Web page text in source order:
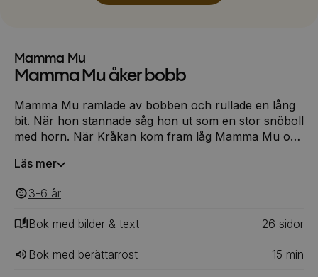
Mamma Mu
Mamma Mu åker bobb
Mamma Mu ramlade av bobben och rullade en lång
bit. När hon stannade såg hon ut som en stor snöboll
med horn. När Kråkan kom fram låg Mamma Mu och
strängt på henne. -Du körde på alla slalompinnarna,
Mu och skrattade. -Du hoppade i guppet Mamma
Mu, sa han. Konstigt att bobben höll. -Det kuligaste
var att ramla av, sa Mamma Mu.
Läs mer
3-6 ‎‎ år
Bok med bilder & text 26 ‎‎ sidor
Bok med berättarröst 15 min